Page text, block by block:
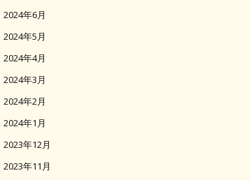
2024年6月
2024年5月
2024年4月
2024年3月
2024年2月
2024年1月
2023年12月
2023年11月